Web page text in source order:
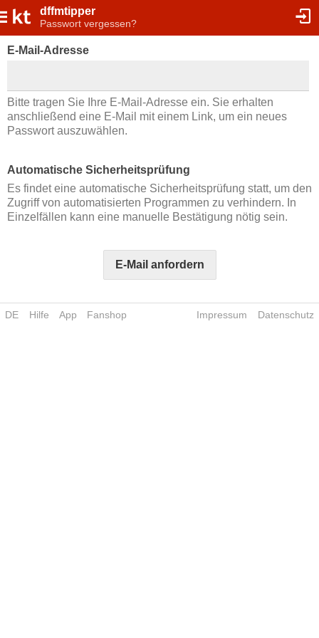
dffmtipper
Passwort vergessen?
E-Mail-Adresse
Bitte tragen Sie Ihre E-Mail-Adresse ein. Sie erhalten
anschließend eine E-Mail mit einem Link, um ein neues
Passwort auszuwählen.
Automatische Sicherheitsprüfung
Es findet eine automatische Sicherheitsprüfung statt, um den
Zugriff von automatisierten Programmen zu verhindern. In
Einzelfällen kann eine manuelle Bestätigung nötig sein.
E-Mail anfordern
DE Hilfe App Fanshop Impressum Datenschutz